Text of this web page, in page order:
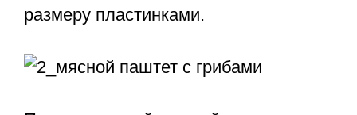
размеру пластинками.